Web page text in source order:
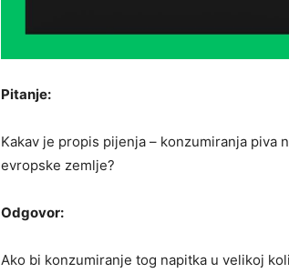
Pitanje:
Kakav je propis pijenja – konzumiranja piva
evropske zemlje?
Odgovor:
Ako bi konzumiranje tog napitka u velikoj